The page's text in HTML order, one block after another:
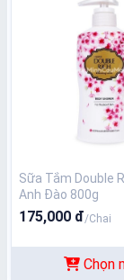
Sữa Tắm Double
Anh Đào 800g
175,000 đ/Chai
Chọn